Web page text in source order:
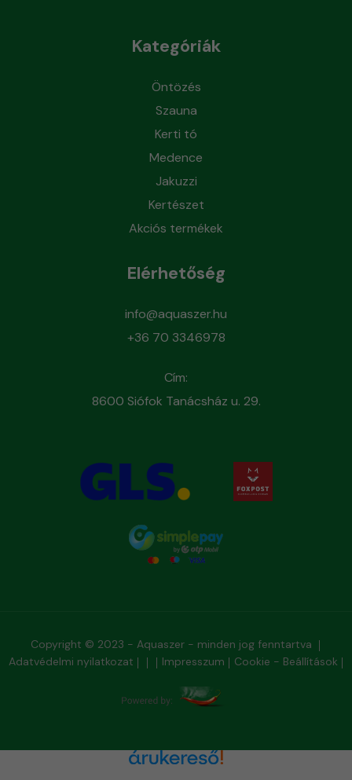
Kategóriák
Öntözés
Szauna
Kerti tó
Medence
Jakuzzi
Kertészet
Akciós termékek
Elérhetőség
info@aquaszer.hu
+36 70 3346978
Cím:
8600 Siófok Tanácsház u. 29.
Copyright © 2023 - Aquaszer - minden jog fenntartva
Adatvédelmi nyilatkozat
Impresszum Cookie - Beállítások